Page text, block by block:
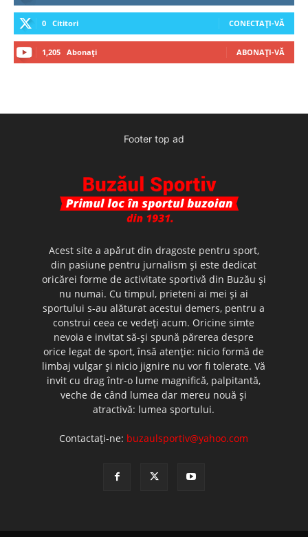
0 Cititori CONECTAȚI-VĂ
1,205 Abonați ABONAȚI-VĂ
Footer top ad
Acest site a apărut din dragoste pentru sport,
din pasiune pentru jurnalism şi este dedicat
oricărei forme de activitate sportivă din Buzău şi
nu numai. Cu timpul, prieteni ai mei şi ai
sportului s-au alăturat acestui demers, pentru a
construi ceea ce vedeţi acum. Oricine simte
nevoia e invitat să-şi spună părerea despre
orice legat de sport, însă atenţie: nicio formă de
limbaj vulgar şi nicio jignire nu vor fi tolerate. Vă
invit cu drag într-o lume magnifică, palpitantă,
veche de când lumea dar mereu nouă şi
atractivă: lumea sportului.
Contactați-ne: buzaulsportiv@yahoo.com